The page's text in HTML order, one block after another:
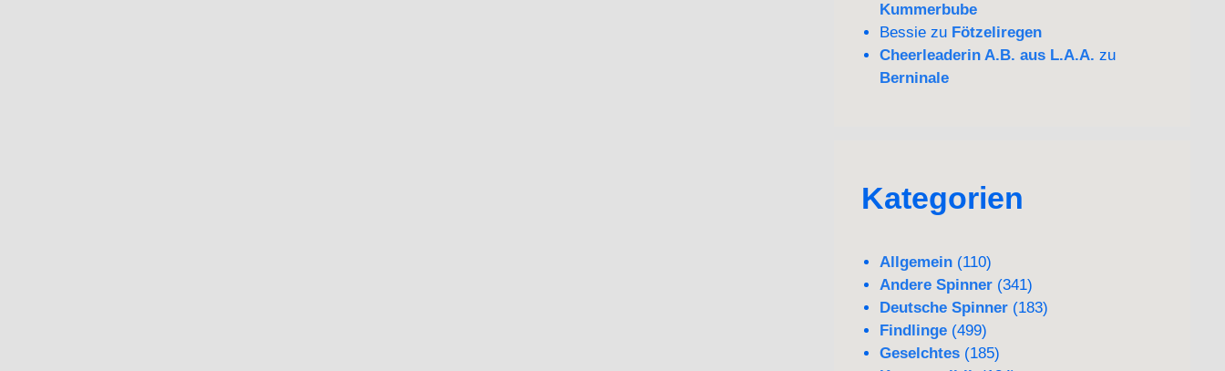
Kummerbube
Bessie zu Fötzeliregen
Cheerleaderin A.B. aus L.A.A. zu
Berninale
Kategorien
Allgemein (110)
Andere Spinner (341)
Deutsche Spinner (183)
Findlinge (499)
Geselchtes (185)